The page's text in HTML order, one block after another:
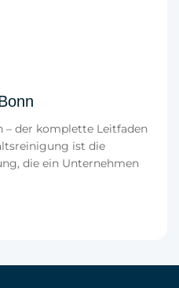
der komplette Leitfaden
ist die
die ein Unternehmen